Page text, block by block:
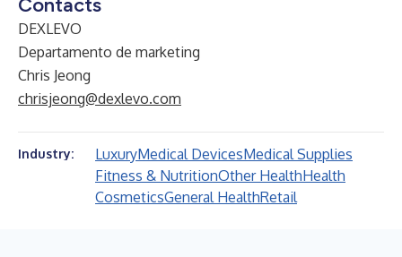
Contacts
DEXLEVO
Departamento de marketing
Chris Jeong
chrisjeong@dexlevo.com
Industry: LuxuryMedical DevicesMedical Supplies
Fitness & NutritionOther HealthHealth
CosmeticsGeneral HealthRetail